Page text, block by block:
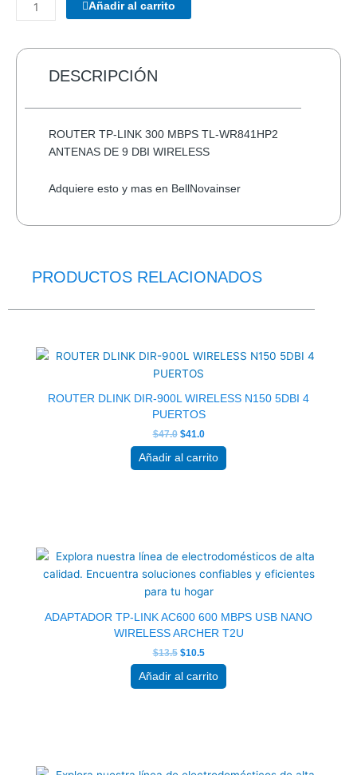
WOOU
PULSE
25-
PORTABLE
VARIOS
cantidad
Añadir al carrito
DESCRIPCIÓN
ROUTER TP-LINK 300 MBPS TL-WR841HP2
ANTENAS DE 9 DBI WIRELESS
Adquiere esto y mas en BellNovainser
PRODUCTOS RELACIONADOS
ROUTER DLINK DIR-900L WIRELESS N150 5DBI 4
PUERTOS
$47.0
original
era:
$47.0.
$41.0
actual
es:
Añadir al carrito
ADAPTADOR TP-LINK AC600 600 MBPS USB NANO
WIRELESS ARCHER T2U
$13.5
original
era:
$13.5.
$10.5
actual
es:
$10.5.
Añadir al carrito
originalactual